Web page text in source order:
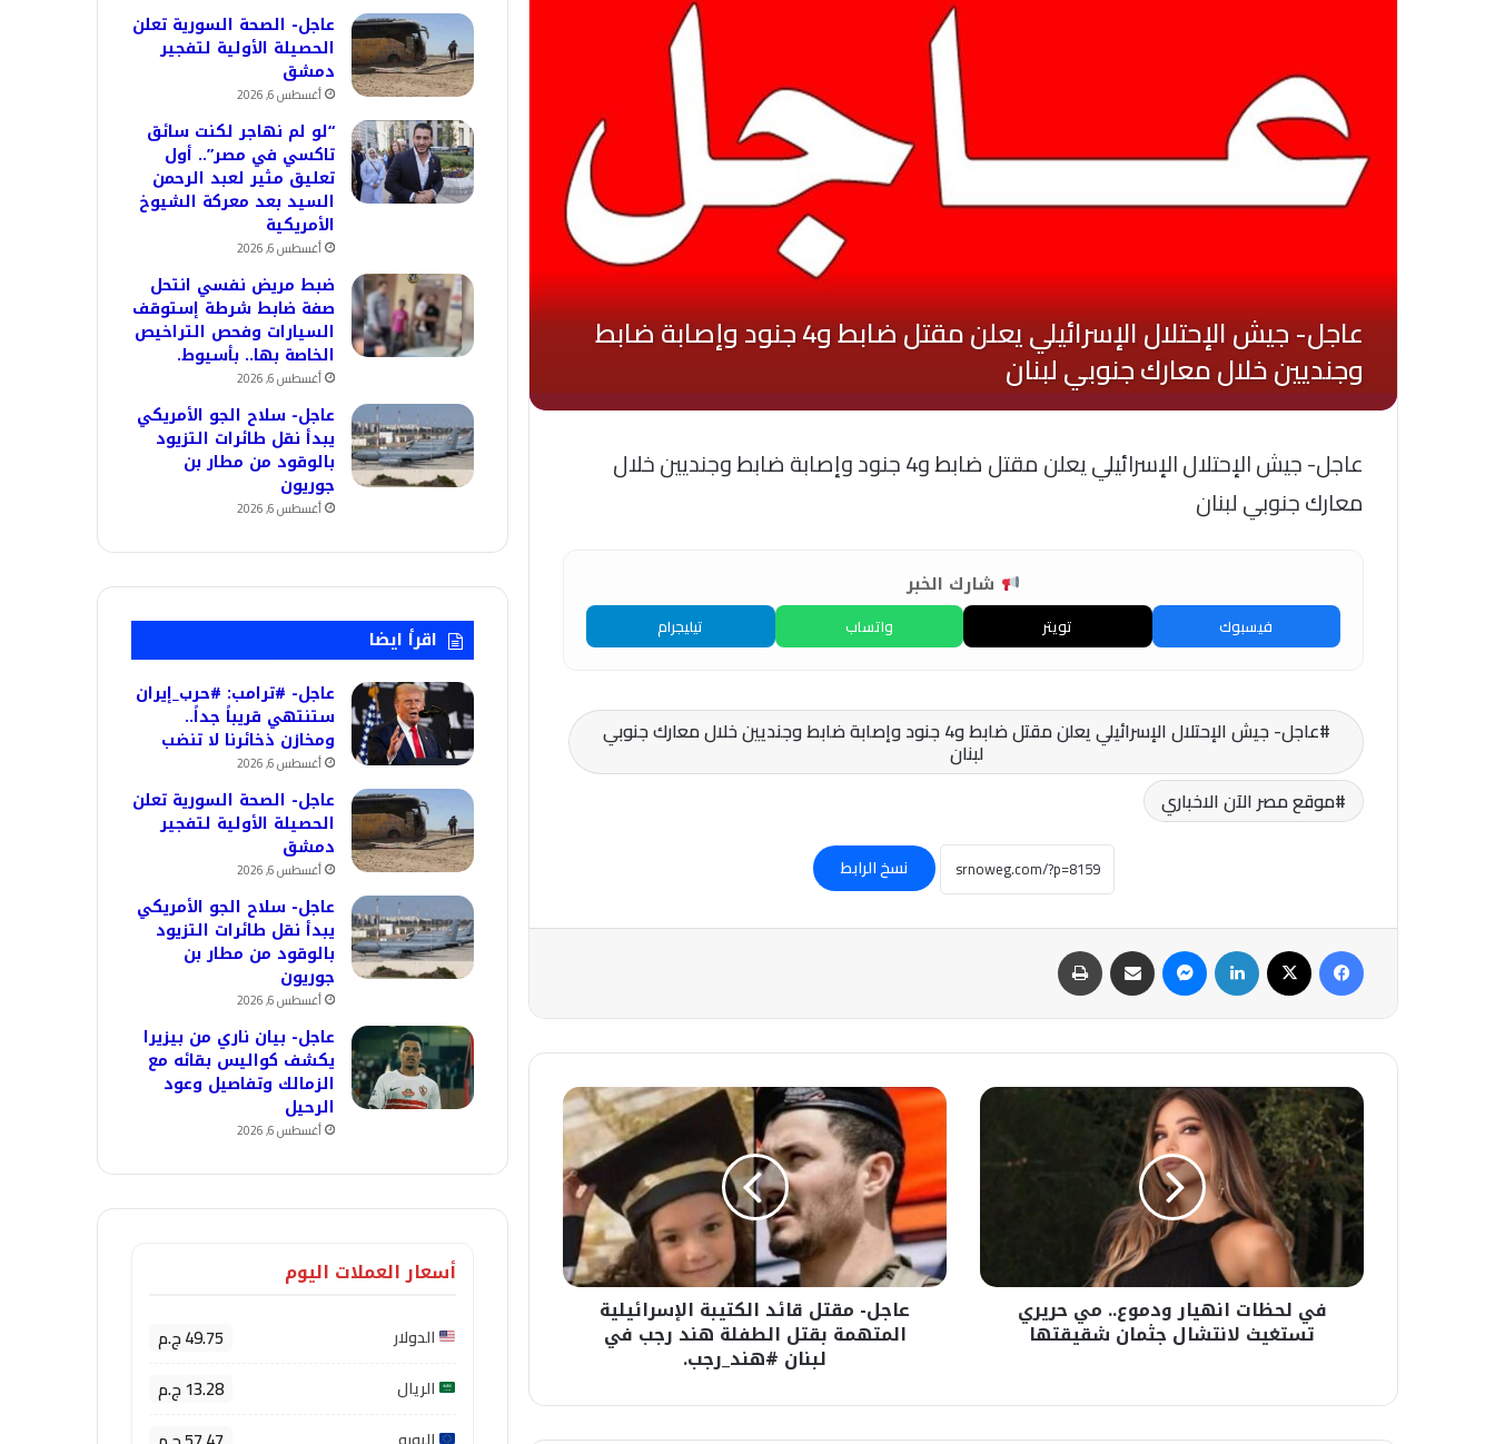
عاجل- جيش الإحتلال الإسرائيلي يعلن مقتل ضابط و4 جنود وإصابة ضابط وجنديين خلال
معارك جنوبي لبنان
شارك الخبر
فيسبوك تويتر واتساب تيليجرام
عاجل- جيش الإحتلال الإسرائيلي يعلن مقتل ضابط و4 جنود وإصابة ضابط وجنديين خلال معارك جنوبي
لبنان
موقع مصر الآن الاخباري
نسخ الرابط
فيسبوك لينكدإن ماسنجر مشاركة عبر البريد
في
لحظات
انهيار
ودموع..
مي
حريري
تستغيث
لانتشال
جثمان
شقيقتهافي لحظات انهيار ودموع.. مي حريري
تستغيث لانتشال جثمان شقيقتها
عاجل-
الكتيبة
الإسرائيلية
المتهمة
بقتل
الطفلة
هند
عاجل- مقتل قائد الكتيبة الإسرائيلية
المتهمة بقتل الطفلة هند رجب في
لبنان #هند_رجب.
عاجل- الصحة السورية تعلن
الحصيلة الأولية لتفجير
دمشق
أغسطس 6, 2026
“لو لم نهاجر لكنت سائق
تاكسي في مصر”.. أول
تعليق مثير لعبد الرحمن
السيد بعد معركة الشيوخ
الأمريكية
أغسطس 6, 2026
ضبط مريض نفسي انتحل
صفة ضابط شرطة إستوقف
السيارات وفحص التراخيص
الخاصة بها.. بأسيوط.
أغسطس 6, 2026
عاجل- سلاح الجو الأمريكي
يبدأ نقل طائرات التزيود
بالوقود من مطار بن
جوريون
أغسطس 6, 2026
اقرأ ايضا
عاجل- #ترامب: #حرب_إيران
ستنتهي قريباً جداً..
ومخازن ذخائرنا لا تنضب
أغسطس 6, 2026
عاجل- الصحة السورية تعلن
الحصيلة الأولية لتفجير
دمشق
أغسطس 6, 2026
عاجل- سلاح الجو الأمريكي
يبدأ نقل طائرات التزيود
بالوقود من مطار بن
جوريون
أغسطس 6, 2026
عاجل- بيان ناري من بيزيرا
يكشف كواليس بقائه مع
الزمالك وتفاصيل وعود
الرحيل
أغسطس 6, 2026
أسعار العملات اليوم
الدولار 49.75 ج.م
الريال 13.28 ج.م